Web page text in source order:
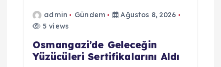
admin Gündem
Ağustos 8, 2026
5 views
Osmangazi’de Geleceğin
Yüzücüleri Sertifikalarını Aldı